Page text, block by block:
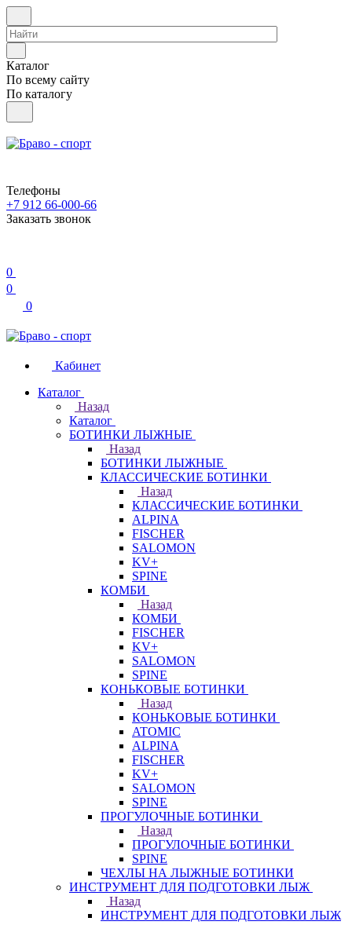
Каталог
По всему сайту
По каталогу
Телефоны
+7 912 66-000-66
Заказать звонок
0
0
0
Кабинет
Каталог
Назад
Каталог
БОТИНКИ ЛЫЖНЫЕ
Назад
БОТИНКИ ЛЫЖНЫЕ
КЛАССИЧЕСКИЕ БОТИНКИ
Назад
КЛАССИЧЕСКИЕ БОТИНКИ
ALPINA
FISCHER
SALOMON
KV+
SPINE
КОМБИ
Назад
КОМБИ
FISCHER
KV+
SALOMON
SPINE
КОНЬКОВЫЕ БОТИНКИ
Назад
КОНЬКОВЫЕ БОТИНКИ
ATOMIC
ALPINA
FISCHER
KV+
SALOMON
SPINE
ПРОГУЛОЧНЫЕ БОТИНКИ
Назад
ПРОГУЛОЧНЫЕ БОТИНКИ
SPINE
ЧЕХЛЫ НА ЛЫЖНЫЕ БОТИНКИ
ИНСТРУМЕНТ ДЛЯ ПОДГОТОВКИ ЛЫЖ
Назад
ИНСТРУМЕНТ ДЛЯ ПОДГОТОВКИ ЛЫЖ